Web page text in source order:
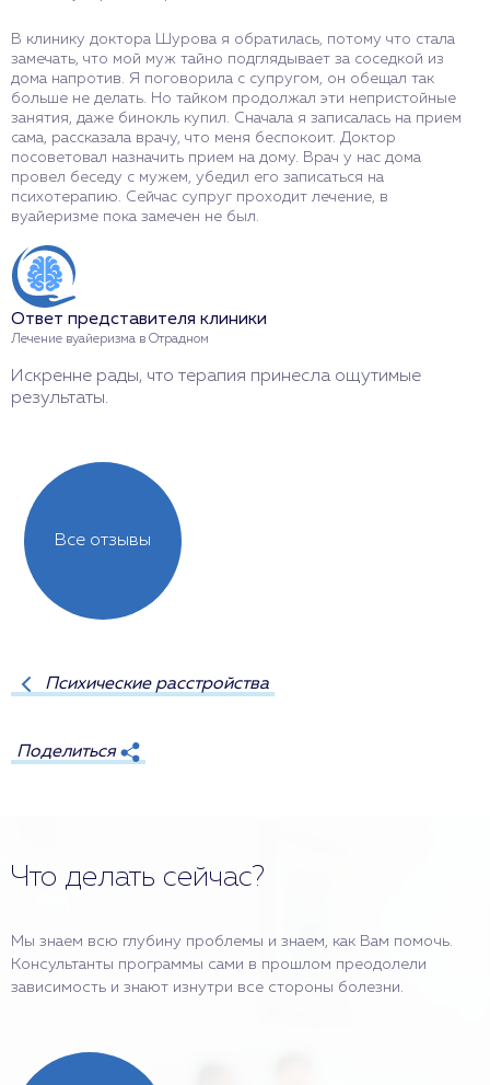
В клинику доктора Шурова я обратилась, потому что стала
замечать, что мой муж тайно подглядывает за соседкой из
дома напротив. Я поговорила с супругом, он обещал так
больше не делать. Но тайком продолжал эти непристойные
занятия, даже бинокль купил. Сначала я записалась на прием
сама, рассказала врачу, что меня беспокоит. Доктор
посоветовал назначить прием на дому. Врач у нас дома
провел беседу с мужем, убедил его записаться на
психотерапию. Сейчас супруг проходит лечение, в
вуайеризме пока замечен не был.
Ответ представителя клиники
Лечение вуайеризма в Отрадном
Искренне рады, что терапия принесла ощутимые
результаты.
Все отзывы
Психические расстройства
Поделиться
Что делать сейчас?
Мы знаем всю глубину проблемы и знаем, как Вам помочь.
Консультанты программы сами в прошлом преодолели
зависимость и знают изнутри все стороны болезни.